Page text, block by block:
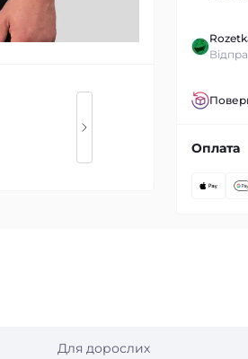
Оплата
Для дорослих